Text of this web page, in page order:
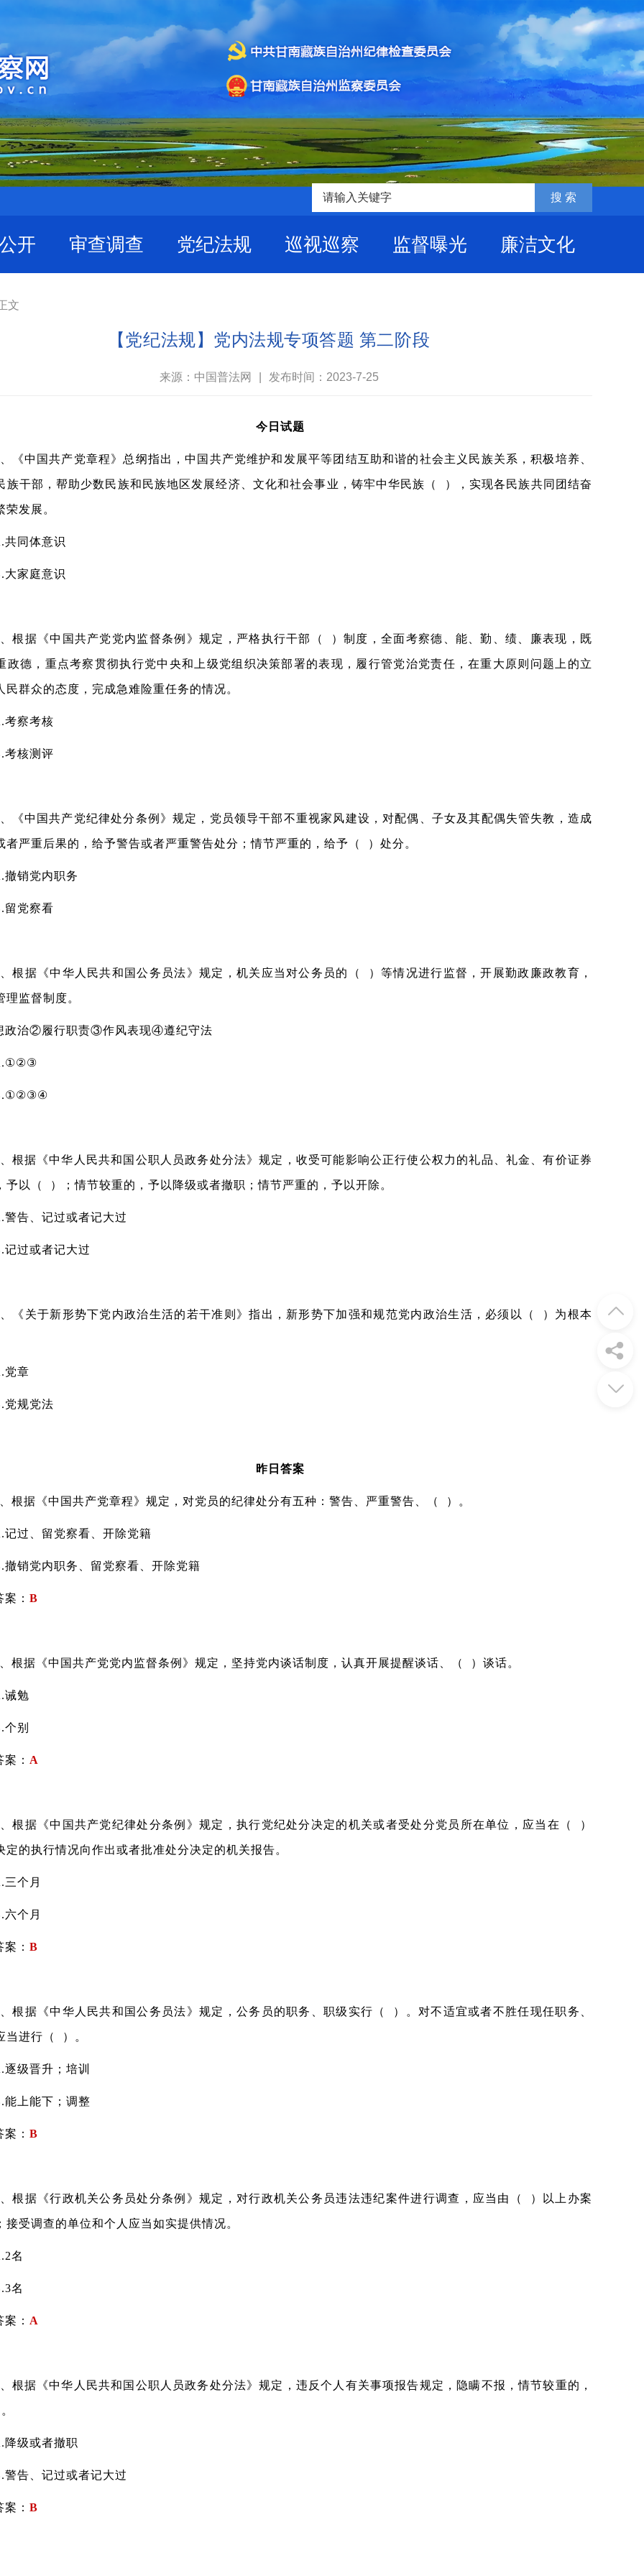
开 审查调查 党纪法规 巡视巡察 监督曝光 廉洁文化
文
【党纪法规】党内法规专项答题 第二阶段
来源：中国普法网 发布时间：2023-7-25
今日试题
中国共产党章程》总纲指出，中国共产党维护和发展平等团结互助和谐的社会主义民族关系，积极培养、
族干部，帮助少数民族和民族地区发展经济、文化和社会事业，铸牢中华民族（ ），实现各民族共同团结奋
荣发展。
同体意识
家庭意识
据《中国共产党党内监督条例》规定，严格执行干部（ ）制度，全面考察德、能、勤、绩、廉表现，既
政德，重点考察贯彻执行党中央和上级党组织决策部署的表现，履行管党治党责任，在重大原则问题上的立
民群众的态度，完成急难险重任务的情况。
察考核
核测评
中国共产党纪律处分条例》规定，党员领导干部不重视家风建设，对配偶、子女及其配偶失管失教，造成
者严重后果的，给予警告或者严重警告处分；情节严重的，给予（ ）处分。
销党内职务
党察看
据《中华人民共和国公务员法》规定，机关应当对公务员的（ ）等情况进行监督，开展勤政廉政教育，
理监督制度。
治②履行职责③作风表现④遵纪守法
据《中华人民共和国公职人员政务处分法》规定，收受可能影响公正行使公权力的礼品、礼金、有价证券
予以（ ）；情节较重的，予以降级或者撤职；情节严重的，予以开除。
、记过或者记大过
过或者记大过
关于新形势下党内政治生活的若干准则》指出，新形势下加强和规范党内政治生活，必须以（ ）为根本
章
规党法
昨日答案
据《中国共产党章程》规定，对党员的纪律处分有五种：警告、严重警告、（ ）。
、留党察看、开除党籍
党内职务、留党察看、开除党籍
： B
据《中国共产党党内监督条例》规定，坚持党内谈话制度，认真开展提醒谈话、（ ）谈话。
勉
别
： A
据《中国共产党纪律处分条例》规定，执行党纪处分决定的机关或者受处分党员所在单位，应当在（ ）
定的执行情况向作出或者批准处分决定的机关报告。
个月
个月
： B
据《中华人民共和国公务员法》规定，公务员的职务、职级实行（ ）。对不适宜或者不胜任现任职务、
当进行（ ）。
晋升；培训
上能下；调整
： B
据《行政机关公务员处分条例》规定，对行政机关公务员违法违纪案件进行调查，应当由（ ）以上办案
接受调查的单位和个人应当如实提供情况。
名
名
： A
据《中华人民共和国公职人员政务处分法》规定，违反个人有关事项报告规定，隐瞒不报，情节较重的，
级或者撤职
、记过或者记大过
： B